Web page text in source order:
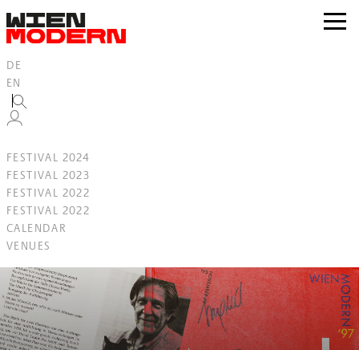
springen
zur
DE
EN
FESTIVAL 2024
FESTIVAL 2023
FESTIVAL 2022
FESTIVAL 2022
CALENDAR
VENUES